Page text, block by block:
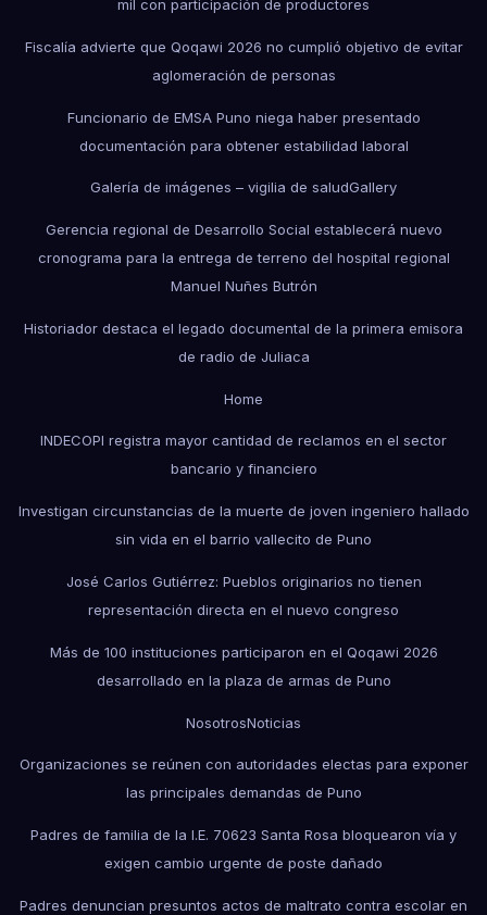
mil con participación de productores
Fiscalía advierte que Qoqawi 2026 no cumplió objetivo de evitar
aglomeración de personas
Funcionario de EMSA Puno niega haber presentado
documentación para obtener estabilidad laboral
Galería de imágenes – vigilia de saludGallery
Gerencia regional de Desarrollo Social establecerá nuevo
cronograma para la entrega de terreno del hospital regional
Manuel Nuñes Butrón
Historiador destaca el legado documental de la primera emisora
de radio de Juliaca
Home
INDECOPI registra mayor cantidad de reclamos en el sector
bancario y financiero
Investigan circunstancias de la muerte de joven ingeniero hallado
sin vida en el barrio vallecito de Puno
José Carlos Gutiérrez: Pueblos originarios no tienen
representación directa en el nuevo congreso
Más de 100 instituciones participaron en el Qoqawi 2026
desarrollado en la plaza de armas de Puno
NosotrosNoticias
Organizaciones se reúnen con autoridades electas para exponer
las principales demandas de Puno
Padres de familia de la I.E. 70623 Santa Rosa bloquearon vía y
exigen cambio urgente de poste dañado
Padres denuncian presuntos actos de maltrato contra escolar en